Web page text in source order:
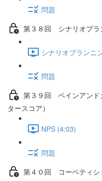
問題
第３８回 シナリオプラ
シナリオプランニ
問題
第３９回 ベインアンド
タースコア）
NPS (4:03)
問題
第４０回 コーペティシ